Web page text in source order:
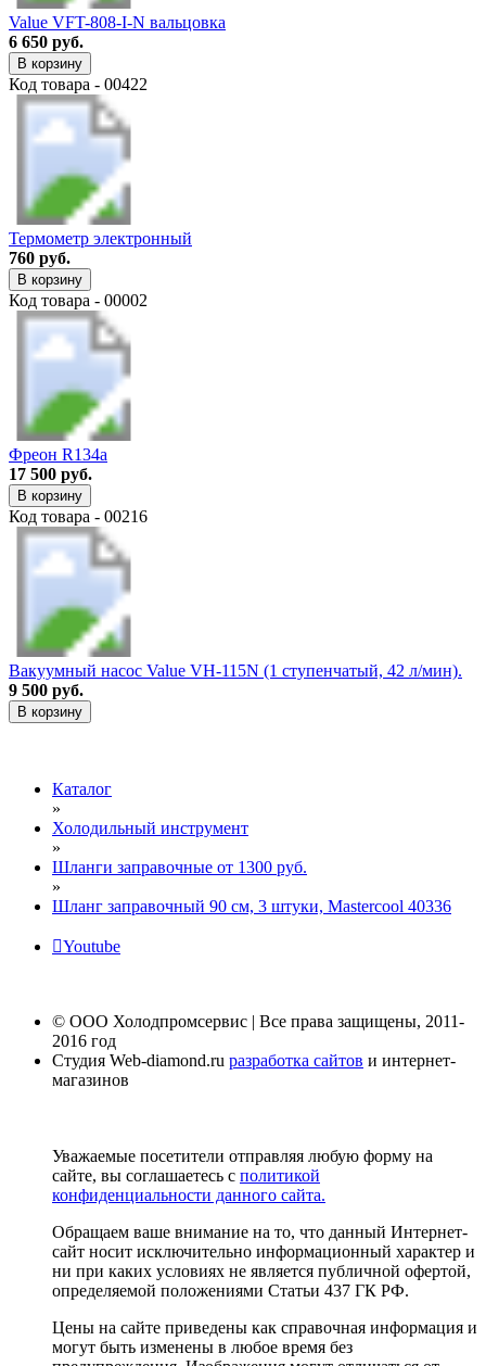
Value VFT-808-I-N вальцовка
6 650 руб.
В корзину
Код товара - 00422
Термометр электронный
760 руб.
В корзину
Код товара - 00002
Фреон R134a
17 500 руб.
В корзину
Код товара - 00216
Вакуумный насос Value VH-115N (1 ступенчатый, 42 л/мин).
9 500 руб.
В корзину
Каталог
»
Холодильный инструмент
»
Шланги заправочные от 1300 руб.
»
Шланг заправочный 90 см, 3 штуки, Mastercool 40336
Youtube
© ООО Холодпромсервис | Все права защищены, 2011-
2016 год
Студия Web-diamond.ru разработка сайтов и интернет-
магазинов
Уважаемые посетители отправляя любую форму на
сайте, вы соглашаетесь с политикой
конфиденциальности данного сайта.
Обращаем ваше внимание на то, что данный Интернет-
сайт носит исключительно информационный характер и
ни при каких условиях не является публичной офертой,
определяемой положениями Статьи 437 ГК РФ.
Цены на сайте приведены как справочная информация и
могут быть изменены в любое время без